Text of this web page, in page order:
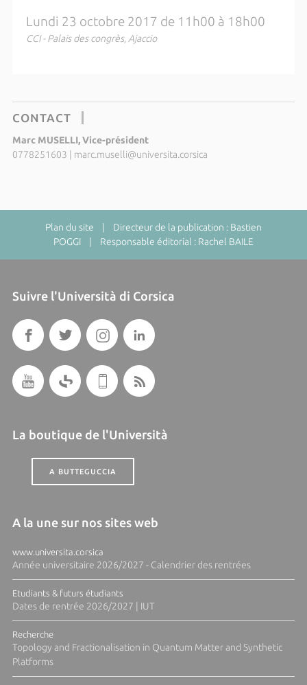
Lundi 23 octobre 2017 de 11h00 à 18h00
CCI - Palais des congrès, Ajaccio
CONTACT
Marc MUSELLI, Vice-président
0778251603
marc.muselli@universita.corsica
Plan du site | Directeur de la publication : Bastien
POGGI | Responsable éditorial : Rachel BAILE
Suivre l'Università di Corsica
La boutique de l'Università
A BUTTEGUCCIA
A la une sur nos sites web
www.universita.corsica
Année universitaire 2026/2027 - Calendrier des rentrées
Etudiants & futurs étudiants
Dates de rentrée 2026/2027 | IUT
Recherche
Topology and Fractionalisation in Quantum Matter and Synthetic
Platforms